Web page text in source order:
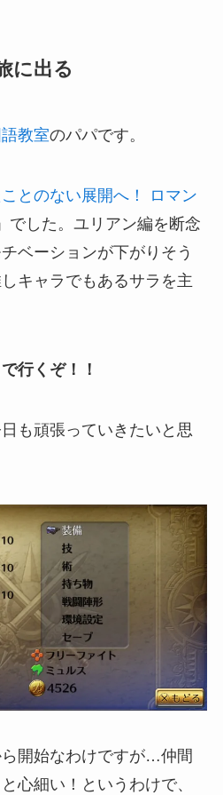
に出る
教室のパパです。
とのない展開へ！ ロマン
でした。ユリアン編を断念
ベーションが下がりそう
キャラでもあるサラを主
行くぞ！！
も頑張っていきたいと思
開始なわけですが…仲間
心細い！というわけで、